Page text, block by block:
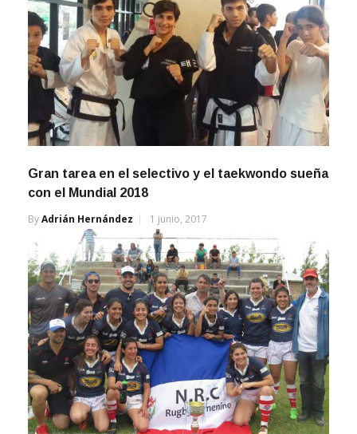
Gran tarea en el selectivo y el taekwondo sueña
con el Mundial 2018
ByAdrián Hernández 1 junio, 2017